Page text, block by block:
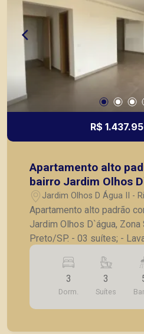
R$
Apartamento alto
bairro Jardim Olhos
em Ribeirão Preto/SP.
Jardim Olhos D Água II -
Apartamento alto padrão
Jardim Olhos D`água, Zona
Preto/SP. - 03 suítes; - Lavabo; - Sala para 02
ambientes; - Varanda
Lavanderia; - Banheiro de
garagem. A Piramid tem como objetivo atender
seus clientes com
locação, vendas de
3
Dorm.
3
Suítes